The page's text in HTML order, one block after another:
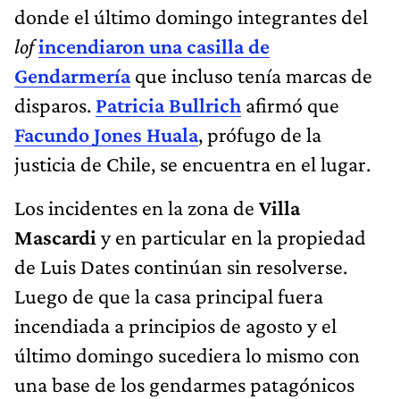
donde el último domingo integrantes del
lofincendiaron una casilla de
Gendarmeríaque incluso tenía marcas de
disparos. Patricia Bullrich afirmó que
Facundo Jones Huala, prófugo de la
justicia de Chile, se encuentra en el lugar.
Los incidentes en la zona de Villa
Mascardi y en particular en la propiedad
de Luis Dates continúan sin resolverse.
Luego de que la casa principal fuera
incendiada a principios de agosto y el
último domingo sucediera lo mismo con
una base de los gendarmes patagónicos